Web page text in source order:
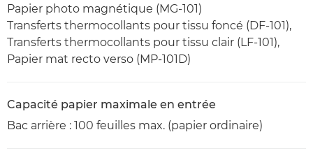
Papier photo magnétique (MG-101)
Transferts thermocollants pour tissu foncé (DF-101),
Transferts thermocollants pour tissu clair (LF-101),
Papier mat recto verso (MP-101D)
Capacité papier maximale en entrée
Bac arrière : 100 feuilles max. (papier ordinaire)